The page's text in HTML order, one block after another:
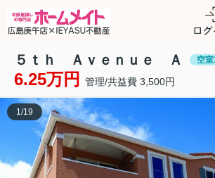
ロ
５ｔｈ Ａｖｅｎｕｅ Ａ 空
6.25万円 管理/共益費 3,500円
1 /19